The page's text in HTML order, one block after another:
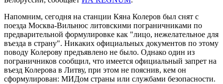
Напомним, сегодня на станции Кяна Колеров был снят с
поезда Москва-Вильнюс литовскими пограничниками по
предварительной формулировке как "лицо, нежелательное для
въезда в страну". Никаких официальных документов по этому
поводу Колерову предъявлено не было. Однако один из
пограничников сообщил, что имеется официальный запрет на
въезд Колерова в Литву, при этом не пояснив, кем он
сформулирован: МИДом страны или службами безопасности.